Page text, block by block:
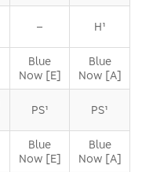
– H¹
Blue
Now [E]
Blue
Now [A]
PS¹ PS¹
Blue
Now [E]
Blue
Now [A]